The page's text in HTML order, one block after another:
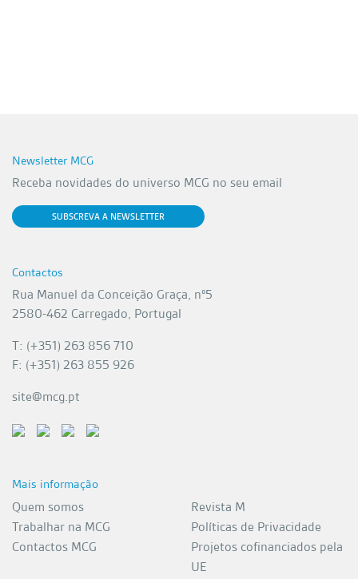
Newsletter MCG
Receba novidades do universo MCG no seu email
SUBSCREVA A NEWSLETTER
Contactos
Rua Manuel da Conceição Graça, nº5
2580-462 Carregado, Portugal
T: (+351) 263 856 710
F: (+351) 263 855 926
site@mcg.pt
Mais informação
Quem somos
Trabalhar na MCG
Contactos MCG
Revista M
Políticas de Privacidade
Projetos cofinanciados pela
UE